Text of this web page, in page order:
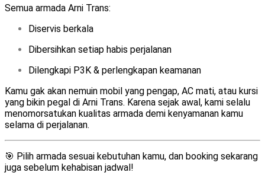
Semua armada Arni Trans:
Diservis berkala
Dibersihkan setiap habis perjalanan
Dilengkapi P3K & perlengkapan keamanan
Kamu gak akan nemuin mobil yang pengap, AC mati, atau kursi
yang bikin pegal di Arni Trans. Karena sejak awal, kami selalu
menomorsatukan kualitas armada demi kenyamanan kamu
selama di perjalanan.
🎯 Pilih armada sesuai kebutuhan kamu, dan booking sekarang
juga sebelum kehabisan jadwal!